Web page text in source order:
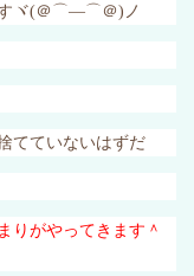
ヾ(＠⌒―⌒＠) ノ
てていないはずだ
りがやってきます＾